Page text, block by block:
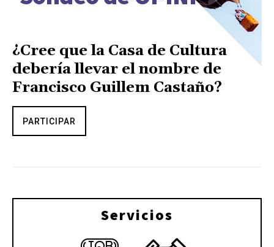
¿Cree que la Casa de Cultura
debería llevar el nombre de
Francisco Guillem Castaño?
PARTICIPAR
Servicios